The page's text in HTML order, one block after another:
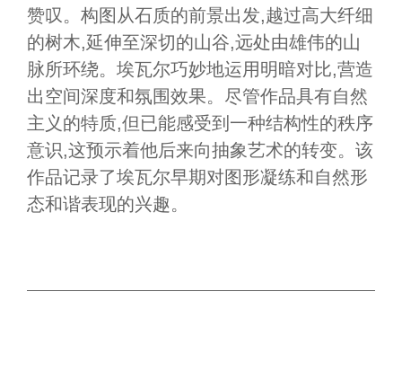
赞叹。构图从石质的前景出发,越过高大纤细
的树木,延伸至深切的山谷,远处由雄伟的山
脉所环绕。埃瓦尔巧妙地运用明暗对比,营造
出空间深度和氛围效果。尽管作品具有自然
主义的特质,但已能感受到一种结构性的秩序
意识,这预示着他后来向抽象艺术的转变。该
作品记录了埃瓦尔早期对图形凝练和自然形
态和谐表现的兴趣。